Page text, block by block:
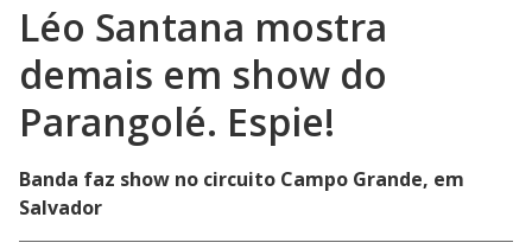
Léo Santana mostra
demais em show do
Parangolé. Espie!
Banda faz show no circuito Campo Grande, em
Salvador